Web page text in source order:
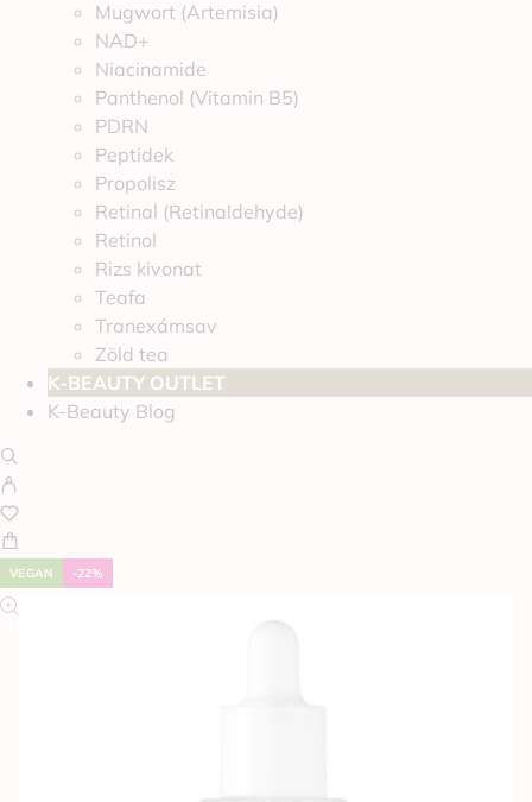
Mugwort (Artemisia)
NAD+
Niacinamide
Panthenol (Vitamin B5)
PDRN
Peptidek
Propolisz
Retinal (Retinaldehyde)
Retinol
Rizs kivonat
Teafa
Tranexámsav
Zöld tea
K-BEAUTY OUTLET
K-Beauty Blog
VEGAN -22%